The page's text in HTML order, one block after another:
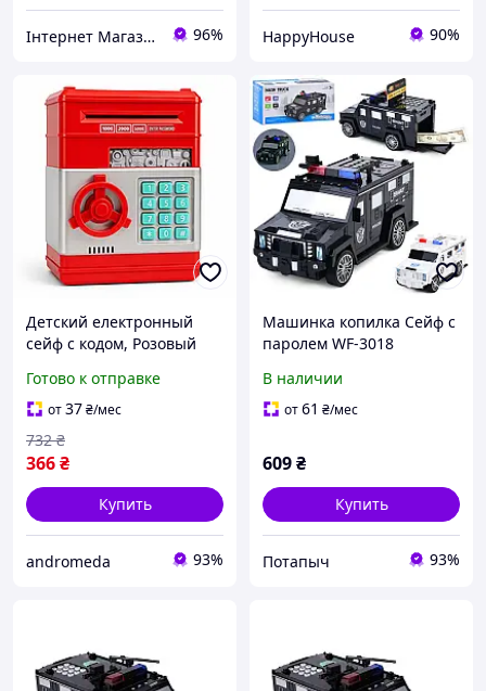
Інтернет Магазин "Tano" 96% HappyHouse 90%
Детский електронный
сейф с кодом, Розовый
отпечатком пальца
игровой GS-26
Готово к отправке
от37₴/мес
366₴
732 ₴
Купить
andromeda 93%
Машинка копилка Сейф с
паролем WF-3018
В наличии
от61 ₴/мес
609₴
Купить
Потапыч 93%